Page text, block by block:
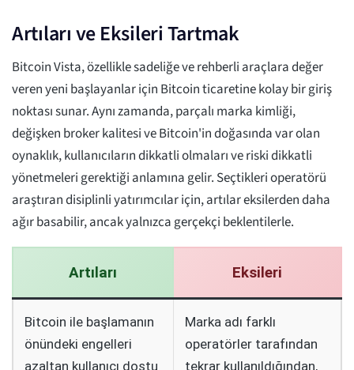
Artıları ve Eksileri Tartmak
Bitcoin Vista, özellikle sadeliğe ve rehberli araçlara değer
veren yeni başlayanlar için Bitcoin ticaretine kolay bir giriş
noktası sunar. Aynı zamanda, parçalı marka kimliği,
değişken broker kalitesi ve Bitcoin'in doğasında var olan
oynaklık, kullanıcıların dikkatli olmaları ve riski dikkatli
yönetmeleri gerektiği anlamına gelir. Seçtikleri operatörü
araştıran disiplinli yatırımcılar için, artılar eksilerden daha
ağır basabilir, ancak yalnızca gerçekçi beklentilerle.
Artıları Eksileri
Bitcoin ile başlamanın
önündeki engelleri
azaltan kullanıcı dostu
Marka adı farklı
operatörler tarafından
tekrar kullanıldığından,